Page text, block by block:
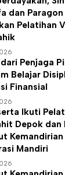
dan
Pelatihan
Penjaga
Belajar
Finansial
Ikuti
Depok dan
Kemandirian
Mandiri